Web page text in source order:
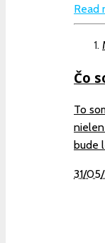
Read
Čo
To
bude
31/